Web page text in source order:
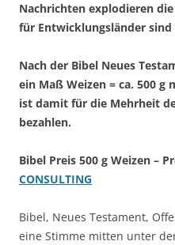
Nachrichten explodieren
für Entwicklungsländer
Nach der Bibel Neues
ein Maß Weizen = ca. 500 g
ist damit für die Mehrheit
bezahlen.
Bibel Preis 500 g Weizen –
CONSULTING
Bibel, Neues Testament,
eine Stimme mitten unter